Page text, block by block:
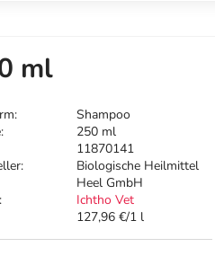
ml
Shampoo
250 ml
11870141
Biologische Heilmittel
Heel GmbH
Ichtho Vet
127,96 €/1 l